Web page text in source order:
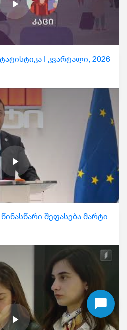
I კვარტალი, 2026
შეფასება მარტი